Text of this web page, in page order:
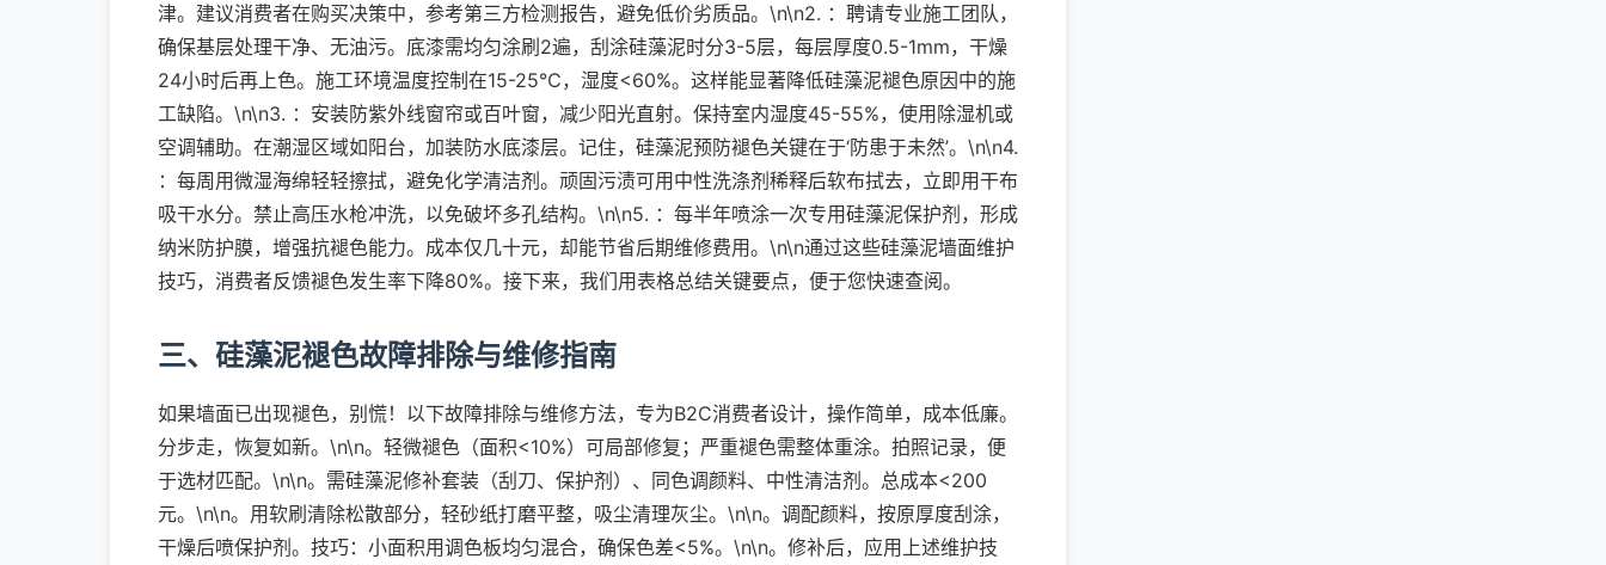
津。建议消费者在购买决策中，参考第三方检测报告，避免低价劣质品。\n\n2. ：聘请专业施工团队，
确保基层处理干净、无油污。底漆需均匀涂刷2遍，刮涂硅藻泥时分3-5层，每层厚度0.5-1mm，干燥
24小时后再上色。施工环境温度控制在15-25℃，湿度<60%。这样能显著降低硅藻泥褪色原因中的施
工缺陷。\n\n3. ：安装防紫外线窗帘或百叶窗，减少阳光直射。保持室内湿度45-55%，使用除湿机或
空调辅助。在潮湿区域如阳台，加装防水底漆层。记住，硅藻泥预防褪色关键在于‘防患于未然’。\n\n4.
：每周用微湿海绵轻轻擦拭，避免化学清洁剂。顽固污渍可用中性洗涤剂稀释后软布拭去，立即用干布
吸干水分。禁止高压水枪冲洗，以免破坏多孔结构。\n\n5. ：每半年喷涂一次专用硅藻泥保护剂，形成
纳米防护膜，增强抗褪色能力。成本仅几十元，却能节省后期维修费用。\n\n通过这些硅藻泥墙面维护
技巧，消费者反馈褪色发生率下降80%。接下来，我们用表格总结关键要点，便于您快速查阅。
三、硅藻泥褪色故障排除与维修指南
如果墙面已出现褪色，别慌！以下故障排除与维修方法，专为B2C消费者设计，操作简单，成本低廉。
分步走，恢复如新。\n\n。轻微褪色（面积<10%）可局部修复；严重褪色需整体重涂。拍照记录，便
于选材匹配。\n\n。需硅藻泥修补套装（刮刀、保护剂）、同色调颜料、中性清洁剂。总成本<200
元。\n\n。用软刷清除松散部分，轻砂纸打磨平整，吸尘清理灰尘。\n\n。调配颜料，按原厚度刮涂，
干燥后喷保护剂。技巧：小面积用调色板均匀混合，确保色差<5%。\n\n。修补后，应用上述维护技